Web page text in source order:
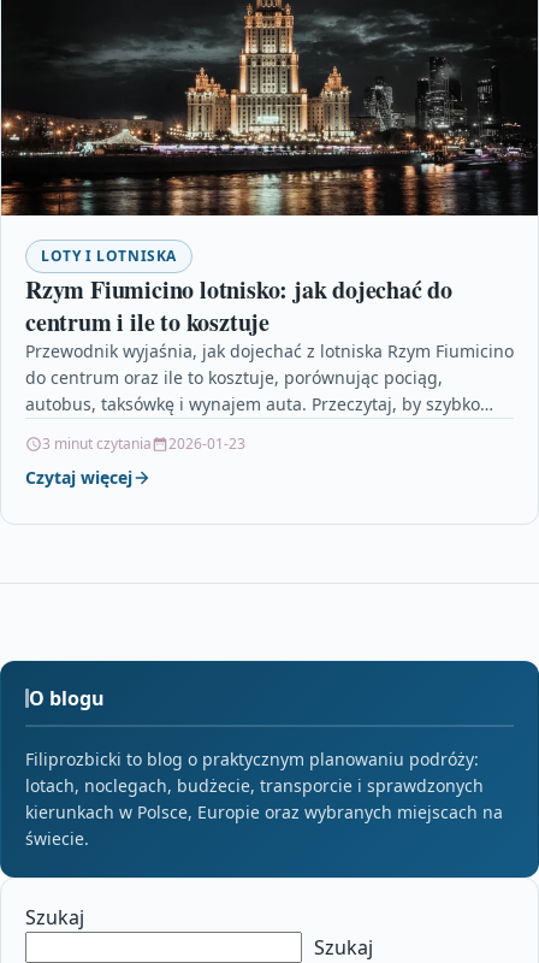
LOTY I LOTNISKA
Rzym Fiumicino lotnisko: jak dojechać do
centrum i ile to kosztuje
Przewodnik wyjaśnia, jak dojechać z lotniska Rzym Fiumicino
do centrum oraz ile to kosztuje, porównując pociąg,
autobus, taksówkę i wynajem auta. Przeczytaj, by szybko…
3 minut czytania 2026-01-23
Czytaj więcej
O blogu
Filiprozbicki to blog o praktycznym planowaniu podróży:
lotach, noclegach, budżecie, transporcie i sprawdzonych
kierunkach w Polsce, Europie oraz wybranych miejscach na
świecie.
Szukaj
Szukaj